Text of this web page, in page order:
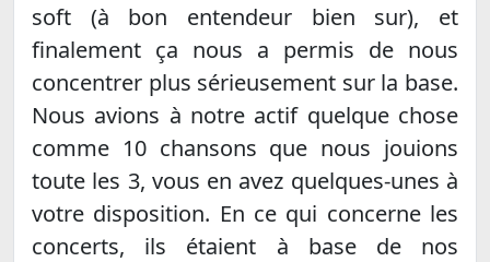
soft (à bon entendeur bien sur), et
finalement ça nous a permis de nous
concentrer plus sérieusement sur la base.
Nous avions à notre actif quelque chose
comme 10 chansons que nous jouions
toute les 3, vous en avez quelques-unes à
votre disposition. En ce qui concerne les
concerts, ils étaient à base de nos